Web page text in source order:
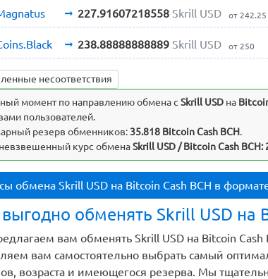
227.91607218558 Skrill USD от 242.25
238.88888888889 Skrill USD от 250
несоответствия
момент по направлению обмена c Skrill USD на
пользователей.
резерв обменников: 35.818 Bitcoin Cash BCH.
курс обменаSkrill USD / Bitcoin Cash BCH:
обмена Skrill USD на Bitcoin Cash BCH в
обменять Skrill USD на
вам обменять Skrill USD на Bitcoin
вам самостоятельно выбрать самый
возраста и имеющегося резерва. Мы